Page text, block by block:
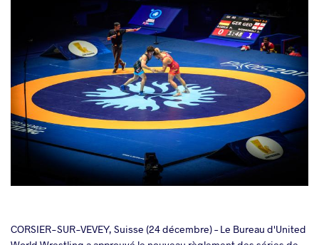
CORSIER-SUR-VEVEY, Suisse (24 décembre) – Le Bureau d'United